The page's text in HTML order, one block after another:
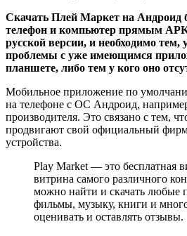
Скачать Плей Маркет на Андроид
телефон и компьютер прямым
русской версии, и необходимо тем,
проблемы с уже имеющимся
планшете, либо тем у кого оно
Мобильное приложение по
на телефоне с ОС Андроид,
производителя. Это связано с тем,
продвигают свой официальный
устройства.
Play Market — это бесплатная
витрина самого различного
можно найти и скачать любые
фильмы, музыку, книги и
оценивать и оставлять отзывы.